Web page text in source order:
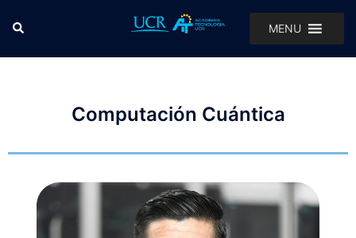
MENU
Computación Cuántica